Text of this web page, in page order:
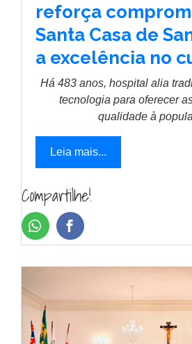
reforça
Santa Casa de
a excelência no
Há 483 anos, hospital alia
tecnologia para oferecer
qualidade à
Leia mais...
Compartilhe!